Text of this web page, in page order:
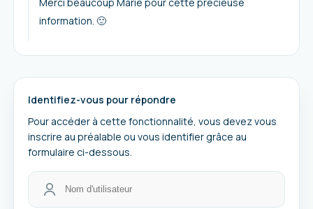
information. 🙂
Identifiez-vous pour répondre
Pour accéder à cette fonctionnalité, vous devez vous
inscrire au préalable ou vous identifier grâce au
formulaire ci-dessous.